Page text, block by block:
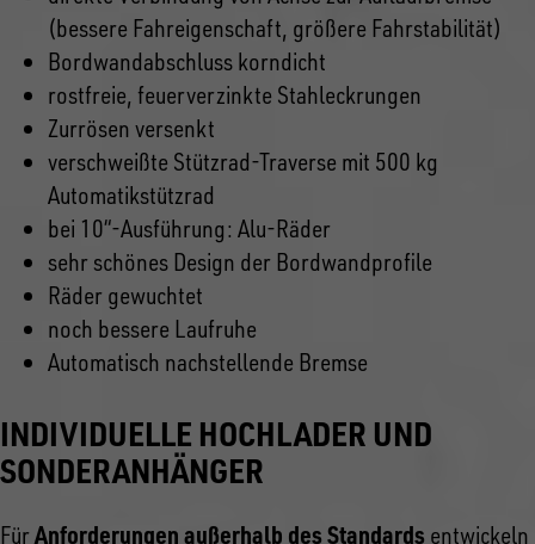
(bessere Fahreigenschaft, größere Fahrstabilität)
Bordwandabschluss korndicht
rostfreie, feuerverzinkte Stahleckrungen
Zurrösen versenkt
verschweißte Stützrad-Traverse mit 500 kg
Automatikstützrad
bei 10“-Ausführung: Alu-Räder
sehr schönes Design der Bordwandprofile
Räder gewuchtet
noch bessere Laufruhe
Automatisch nachstellende Bremse
INDIVIDUELLE HOCHLADER UND
SONDERANHÄNGER
Für Anforderungen außerhalb des Standards entwickeln